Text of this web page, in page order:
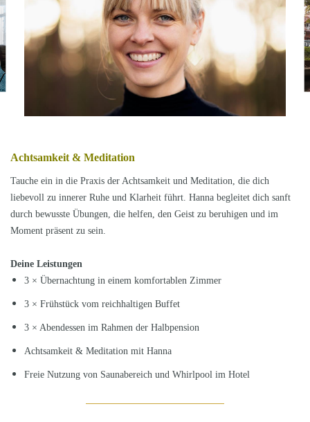
Achtsamkeit & Meditation
Tauche ein in die Praxis der Achtsamkeit und Meditation, die dich
liebevoll zu innerer Ruhe und Klarheit führt. Hanna begleitet dich sanft
durch bewusste Übungen, die helfen, den Geist zu beruhigen und im
Moment präsent zu sein.
Deine Leistungen
3 × Übernachtung in einem komfortablen Zimmer
3 × Frühstück vom reichhaltigen Buffet
3 × Abendessen im Rahmen der Halbpension
Achtsamkeit & Meditation mit Hanna
Freie Nutzung von Saunabereich und Whirlpool im Hotel